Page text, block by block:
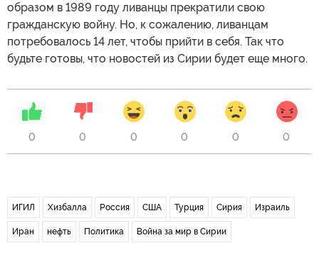
образом в 1989 году ливанцы прекратили свою
гражданскую войну. Но, к сожалению, ливанцам
потребовалось 14 лет, чтобы прийти в себя. Так что
будьте готовы, что новостей из Сирии будет еще много.
0 0 0 0 0 0
ИГИЛ Хизбалла Россия США Турция Сирия Израиль
Иран нефть Политика Война за мир в Сирии